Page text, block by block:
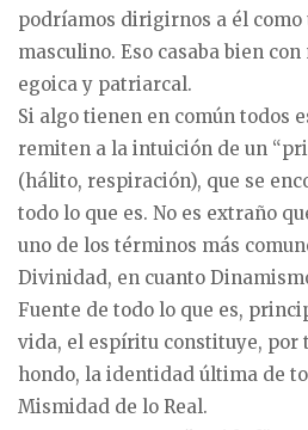
podríamos dirigirnos a él como
masculino. Eso casaba bien
egoica y patriarcal.
Si algo tienen en común todos
remiten a la intuición de un
(hálito, respiración), que se
todo lo que es. No es extraño
uno de los términos más
Divinidad, en cuanto
Fuente de todo lo que es,
vida, el espíritu constituye, por
hondo, la identidad última de
Mismidad de lo Real.